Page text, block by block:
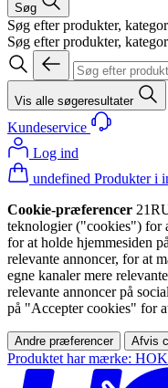
Søg
Søg efter produkter,
Søg efter produkter,
Vis alle søgeresultater
Kundeservice
Log ind
undefined Produkter i
Cookie-præferencer
teknologier ("cookies") for
for at holde hjemmesiden
relevante annoncer, for at
egne kanaler mere
relevante annoncer på
på "Accepter cookies" for
Andre præferencer Afvis
Produktet har mærke: